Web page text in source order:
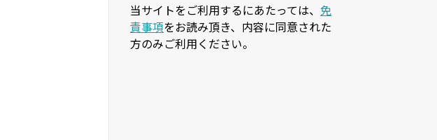
当サイトをご利用するにあたっては、 免
責事項をお読み頂き、内容に同意された
方のみご利用ください。